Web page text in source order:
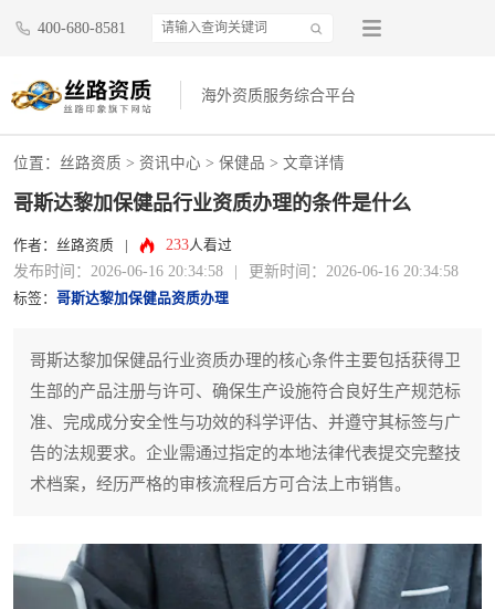
400-680-8581
海外资质服务综合平台
位置： 丝路资质 > 资讯中心 > 保健品 > 文章详情
哥斯达黎加保健品行业资质办理的条件是什么
作者：丝路资质 233人看过
发布时间：2026-06-16 20:34:58 更新时间：2026-06-16 20:34:58
标签： 哥斯达黎加保健品资质办理
哥斯达黎加保健品行业资质办理的核心条件主要包括获得卫
生部的产品注册与许可、确保生产设施符合良好生产规范标
准、完成成分安全性与功效的科学评估、并遵守其标签与广
告的法规要求。企业需通过指定的本地法律代表提交完整技
术档案，经历严格的审核流程后方可合法上市销售。